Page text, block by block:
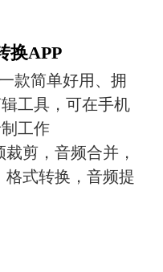
换APP
款简单好用、拥
工具，可在手机
工作
剪，音频合并，
格式转换，音频提